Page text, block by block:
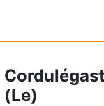
(Le)